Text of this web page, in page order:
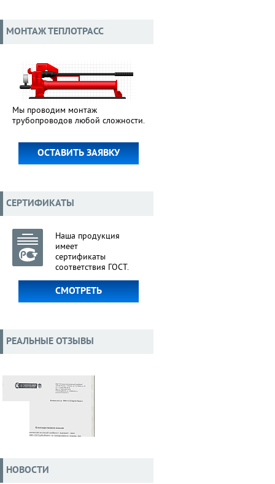
МОНТАЖ ТЕПЛОТРАСС
Мы проводим монтаж
трубопроводов любой сложности.
ОСТАВИТЬ ЗАЯВКУ
СЕРТИФИКАТЫ
Наша продукция
имеет
сертификаты
соответствия ГОСТ.
СМОТРЕТЬ
РЕАЛЬНЫЕ ОТЗЫВЫ
НОВОСТИ